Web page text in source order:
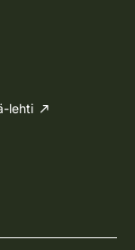
lehti